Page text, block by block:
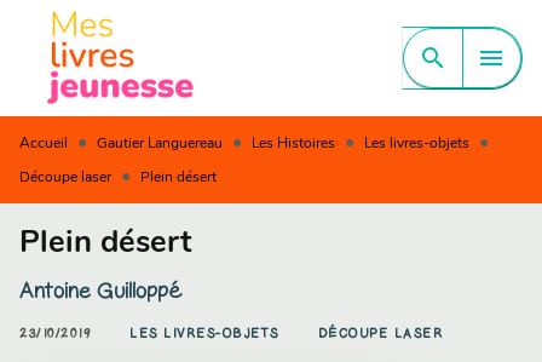
MENU CONTENU
PIED DE PAGE
search menu
Accueil • Gautier Languereau • Les Histoires • Les livres-objets •
Découpe laser • Plein désert
Plein désert
Antoine Guilloppé
23/10/2019 LES LIVRES-OBJETS DÉCOUPE LASER